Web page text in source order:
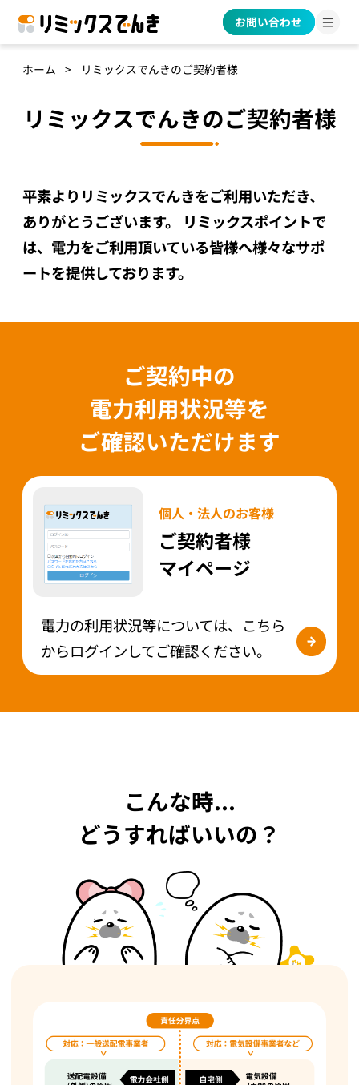
お問い合わせ
ホーム リミックスでんきのご契約者様
リミックスでんきのご契約者様
平素よりリミックスでんきをご利用いただき、
ありがとうございます。
リミックスポイントで
は、電力をご利用頂いている皆様へ様々なサポ
ートを提供しております。
ご契約中の
電力利用状況等を
ご確認いただけます
個人・法人のお客様
ご契約者様
マイページ
電力の利用状況等については、こちら
からログインしてご確認ください。
こんな時...
どうすればいいの？